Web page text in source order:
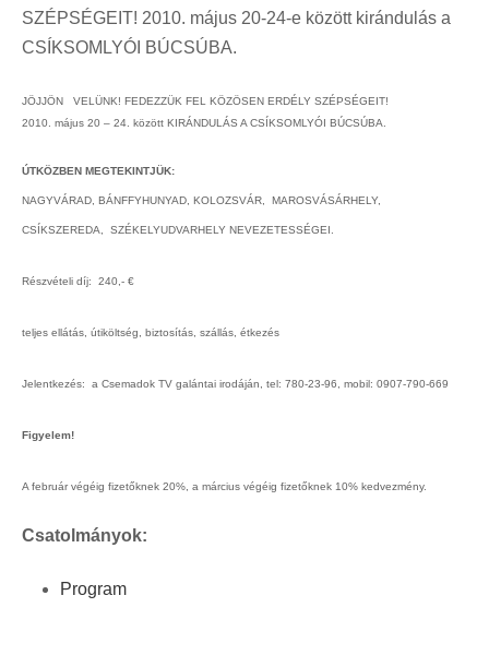
SZÉPSÉGEIT! 2010. május 20-24-e között kirándulás a
CSÍKSOMLYÓI BÚCSÚBA.
JÖJJÖN VELÜNK! FEDEZZÜK FEL KÖZÖSEN ERDÉLY SZÉPSÉGEIT!
2010. május 20 – 24. között KIRÁNDULÁS A CSÍKSOMLYÓI BÚCSÚBA.
ÚTKÖZBEN MEGTEKINTJÜK:
NAGYVÁRAD, BÁNFFYHUNYAD, KOLOZSVÁR, MAROSVÁSÁRHELY,
CSÍKSZEREDA, SZÉKELYUDVARHELY NEVEZETESSÉGEI.
Részvételi díj: 240,- €
teljes ellátás, útiköltség, biztosítás, szállás, étkezés
Jelentkezés: a Csemadok TV galántai irodáján, tel: 780-23-96, mobil: 0907-790-669
Figyelem!
A február végéig fizetőknek 20%, a március végéig fizetőknek 10% kedvezmény.
Csatolmányok:
Program